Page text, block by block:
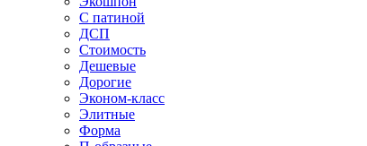
С патиной
ДСП
Стоимость
Дешевые
Дорогие
Эконом-класс
Элитные
Форма